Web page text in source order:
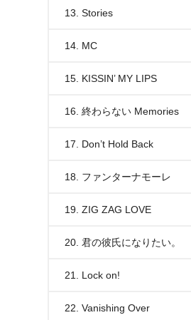
13. Stories
14. MC
15. KISSIN’ MY LIPS
16. 終わらない Memories
17. Don’t Hold Back
18. ファンターナモーレ
19. ZIG ZAG LOVE
20. 君の彼氏になりたい。
21. Lock on!
22. Vanishing Over